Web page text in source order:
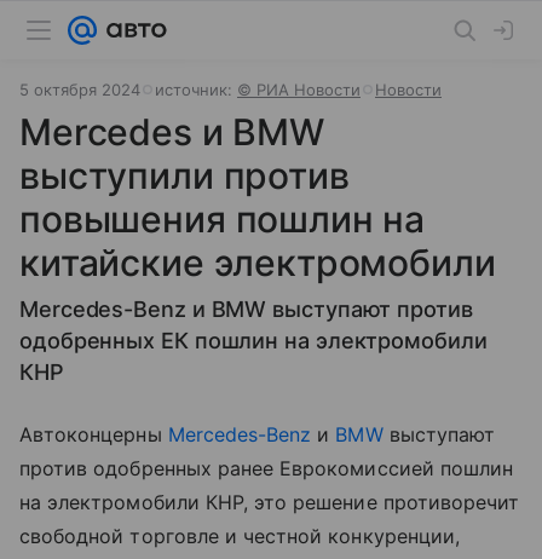
5 октября 2024 источник: © РИА Новости Новости
Mercedes и BMW
выступили против
повышения пошлин на
китайские электромобили
Mercedes-Benz и BMW выступают против
одобренных ЕК пошлин на электромобили
КНР
Автоконцерны Mercedes-Benz и BMWвыступают
против одобренных ранее Еврокомиссией пошлин
на электромобили КНР, это решение противоречит
свободной торговле и честной конкуренции,